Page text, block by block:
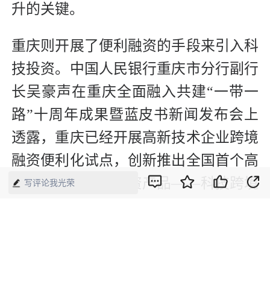
升的关键。
重庆则开展了便利融资的手段来引入科
技投资。中国人民银行重庆市分行副行
长吴豪声在重庆全面融入共建“一带一
路”十周年成果暨蓝皮书新闻发布会上
透露，重庆已经开展高新技术企业跨境
融资便利化试点，创新推出全国首个高
新技术企业跨境融资产品——科技跨境
写评论我光荣